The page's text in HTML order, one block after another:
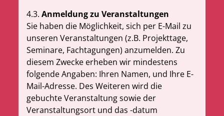
4.3.Anmeldung zu Veranstaltungen
Sie haben die Möglichkeit, sich per E-Mail zu
unseren Veranstaltungen (z.B. Projekttage,
Seminare, Fachtagungen) anzumelden. Zu
diesem Zwecke erheben wir mindestens
folgende Angaben: Ihren Namen, und Ihre E-
Mail-Adresse. Des Weiteren wird die
gebuchte Veranstaltung sowie der
Veranstaltungsort und das -datum